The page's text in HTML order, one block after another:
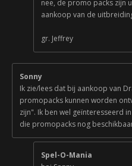
nee, de promo packs zijn
aankoop van de
gr. Jeffrey
Sonny
Ik zie/lees dat bij aankoop van
promopacks kunnen worden
zijn". Ik ben wel geïnteresseerd
die promopacks nog
Spel-O-Mania